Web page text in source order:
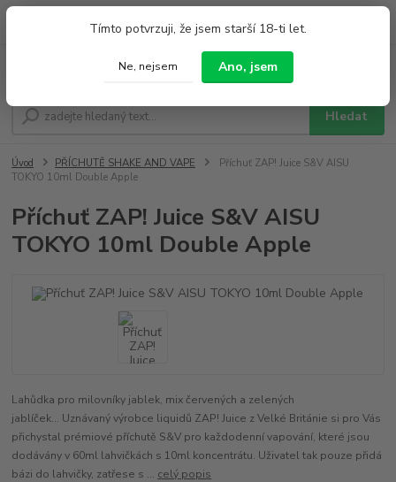
Tímto potvrzuji, že jsem starší 18-ti let.
Ne, nejsem Ano, jsem
Hledat
Po - Pá 9:00 - 19:00 So 9:00 - 14:00
Úvod PŘÍCHUTĚ SHAKE AND VAPE
Příchuť ZAP! Juice S&V AISU
TOKYO 10ml Double Apple
Příchuť ZAP! Juice S&V AISU
TOKYO 10ml Double Apple
Lahůdka pro milovníky jablek, mix červených a zelených
jablíček... Uznávaný výrobce liquidů ZAP! Juice z Velké Británie si pro Vás
přichystal prémiové příchutě S&V pro každodenní vapování, které jsou
dodávány v 60ml lahvičkách s 10ml koncentrátu. Uživatel tak pouze přidá
bázi do lahvičky, zatřese s ... celý popis